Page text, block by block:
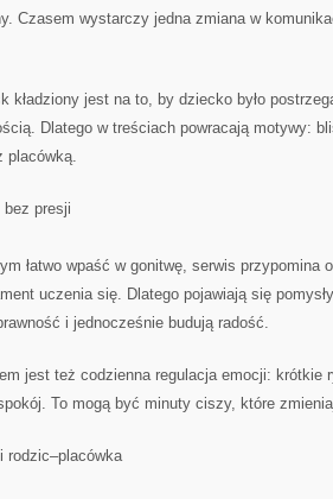
Czasem wystarczy jedna zmiana w
kładziony jest na to, by dziecko było
Dlatego w treściach powracają motywy:
placówką.
bez presji
łatwo wpaść w gonitwę, serwis przypomina
uczenia się. Dlatego pojawiają się
i jednocześnie budują radość.
jest też codzienna regulacja emocji: krótkie
To mogą być minuty ciszy, które
rodzic–placówka